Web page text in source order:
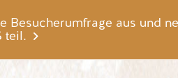
Besucherumfrage aus und
teil.